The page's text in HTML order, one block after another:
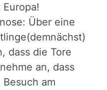
Über eine
dass die Tore
an, dass
am